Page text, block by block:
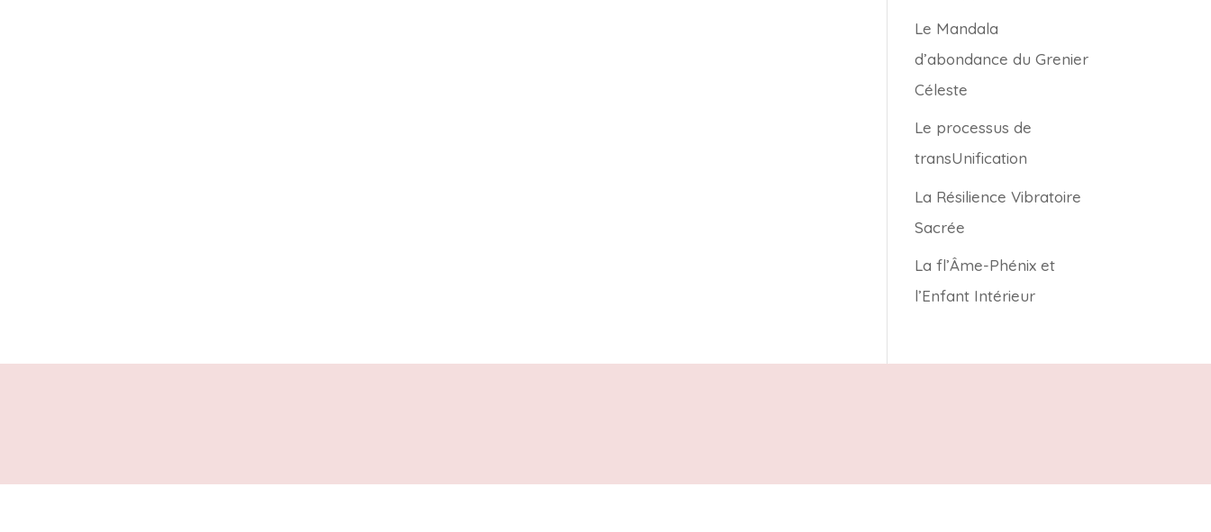
Le Mandala
d’abondance du Grenier
Céleste
Le processus de
transUnification
La Résilience Vibratoire
Sacrée
La fl’Âme-Phénix et
l’Enfant Intérieur